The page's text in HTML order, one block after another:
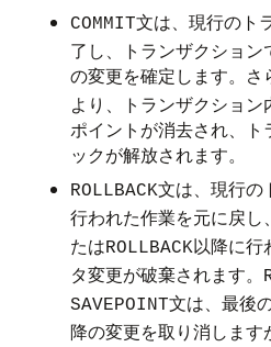
COMMIT文は、現行のト
了し、トランザクション
の変更を確定します。さ
より、トランザクショ
ポイントが消去され、ト
ックが解放されます。
ROLLBACK文は、現行の
行われた作業を元に戻し
たはROLLBACK以降に行
タ変更が破棄されます。
SAVEPOINT文は、最後
降の変更を取り消します